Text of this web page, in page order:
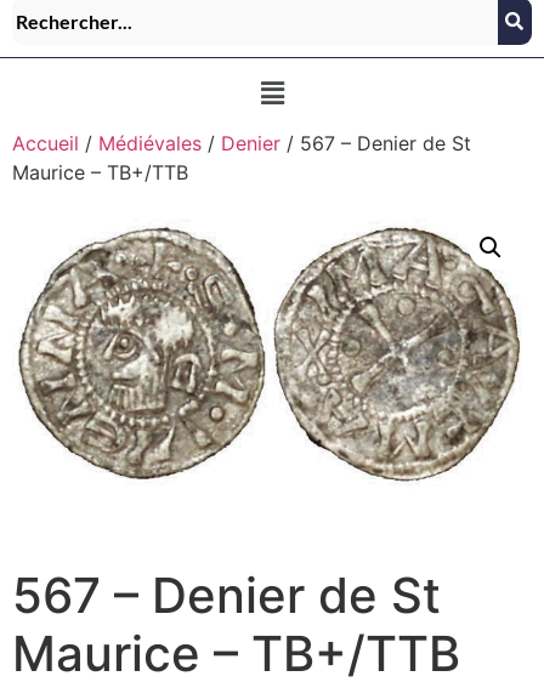
Accueil / Médiévales / Denier / 567 – Denier de St
Maurice – TB+/TTB
567 – Denier de St
Maurice – TB+/TTB